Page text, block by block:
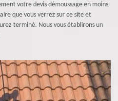
votre devis démoussage en moins
que vous verrez sur ce site et
terminé. Nous vous établirons un